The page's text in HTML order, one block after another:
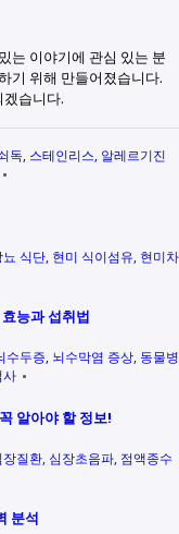
는 이야기에 관심 있는 분
기 위해 만들어졌습니다.
습니다.
독 스테인리스 알레르기진
뇨 식단 현미 식이섬유 현미차
능과 섭취법
수두증 뇌수막염 증상 동물병
사
알아야 할 정보!
장질환 심장초음파 점액종수
분석